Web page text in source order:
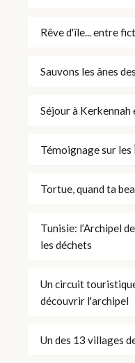
Rêve d'île... entre
Sauvons les ânes
Séjour à Kerkennah
Témoignage sur les
Tortue, quand ta
Tunisie: l’Archipel
les déchets
Un circuit
découvrir l'archipel
Un des 13 villages